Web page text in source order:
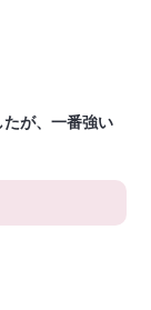
が、一番強い